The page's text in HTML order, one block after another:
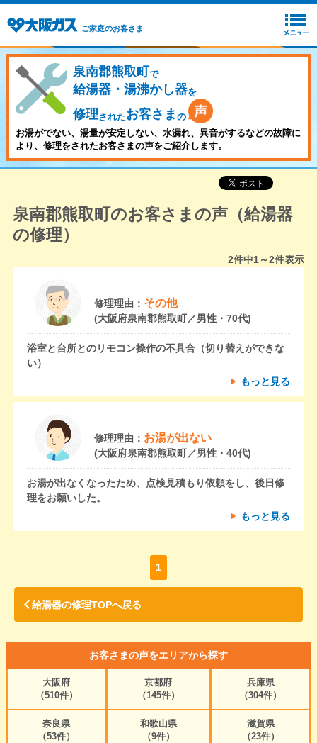
ご家庭のお客さま
泉南郡熊取町で
給湯器・湯沸かし器を
修理されたお客さま の
お湯がでない、湯量が安定しない、水漏れ、異音がするなどの故障に
より、修理をされたお客さまの声をご紹介します。
泉南郡熊取町のお客さまの声（給湯器
の修理）
2件中1～2件表示
修理理由： その他
(大阪府泉南郡熊取町／男性・70代)
浴室と台所とのリモコン操作の不具合（切り替えができな
い）
もっと見る
修理理由： お湯が出ない
(大阪府泉南郡熊取町／男性・40代)
お湯が出なくなったため、点検見積もり依頼をし、後日修
理をお願いした。
もっと見る
1
給湯器の修理TOPへ戻る
お客さまの声をエリアから探す
大阪府
（510件）
京都府
（145件）
兵庫県
（304件）
奈良県
（53件）
和歌山県
（9件）
滋賀県
（23件）